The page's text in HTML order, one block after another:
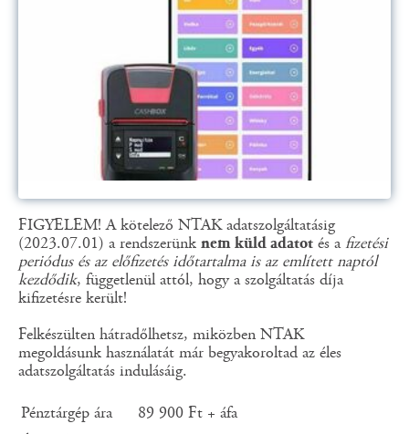
FIGYELEM! A kötelező NTAK adatszolgáltatásig
(2023.07.01) a rendszerünk nem küld adatot és a fizetési
periódus és az előfizetés időtartalma is az említett naptól
kezdődik, függetlenül attól, hogy a szolgáltatás díja
kifizetésre került!
Felkészülten hátradőlhetsz, miközben NTAK
megoldásunk használatát már begyakoroltad az éles
adatszolgáltatás indulásáig.
Pénztárgép ára
89 900 Ft + áfa